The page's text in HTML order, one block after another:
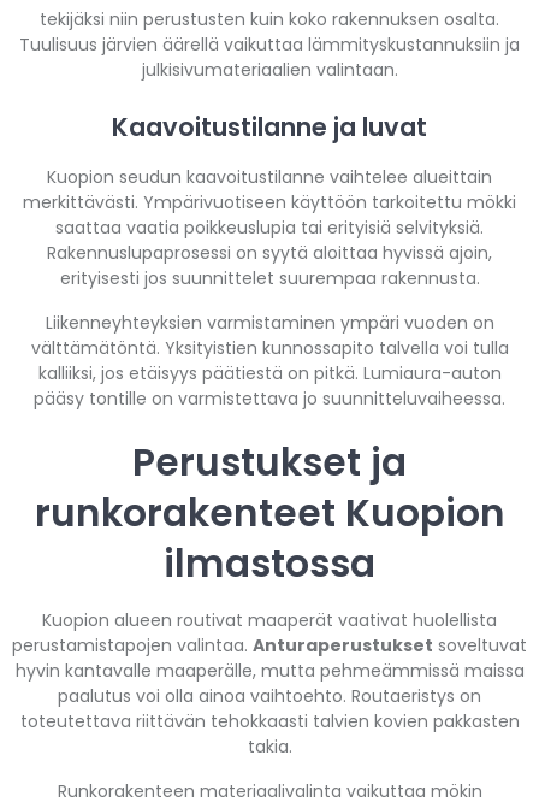
tekijäksi niin perustusten kuin koko rakennuksen osalta.
Tuulisuus järvien äärellä vaikuttaa lämmityskustannuksiin ja
julkisivumateriaalien valintaan.
Kaavoitustilanne ja luvat
Kuopion seudun kaavoitustilanne vaihtelee alueittain
merkittävästi. Ympärivuotiseen käyttöön tarkoitettu mökki
saattaa vaatia poikkeuslupia tai erityisiä selvityksiä.
Rakennuslupaprosessi on syytä aloittaa hyvissä ajoin,
erityisesti jos suunnittelet suurempaa rakennusta.
Liikenneyhteyksien varmistaminen ympäri vuoden on
välttämätöntä. Yksityistien kunnossapito talvella voi tulla
kalliiksi, jos etäisyys päätiestä on pitkä. Lumiaura-auton
pääsy tontille on varmistettava jo suunnitteluvaiheessa.
Perustukset ja
runkorakenteet Kuopion
ilmastossa
Kuopion alueen routivat maaperät vaativat huolellista
perustamistapojen valintaa. Anturaperustukset soveltuvat
hyvin kantavalle maaperälle, mutta pehmeämmissä maissa
paalutus voi olla ainoa vaihtoehto. Routaeristys on
toteutettava riittävän tehokkaasti talvien kovien pakkasten
takia.
Runkorakenteen materiaalivalinta vaikuttaa mökin